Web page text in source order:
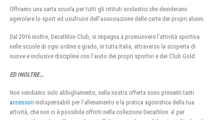
Offriamo una carta scuola per tutti gli istituti scolastici che desiderano
agevolare lo sport ed usufruire dell’associazione delle carte dei propri alunni.
Dal 2016 inoltre, Decathlon Club, si impegna a promuovere l’attività sportiva
nelle scuole di ogni ordine e grado, in tutta Italia, attraverso la scoperta di
nuove e inclusive discipline con l’aiuto dei propri sportivi e dei Club Gold.
ED INOLTRE…
Non vendiamo solo abbigliamento, nella nostra offerta sono presenti tanti
accessori indispensabili per l’allenamento e la pratica agonistica della tua
attività, che non ci è possibile offrirti nella collezione Decathlon. e’ per